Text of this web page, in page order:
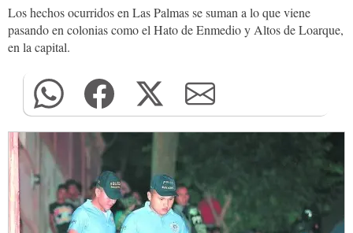
Los hechos ocurridos en Las Palmas se suman a lo que viene
pasando en colonias como el Hato de Enmedio y Altos de Loarque,
en la capital.